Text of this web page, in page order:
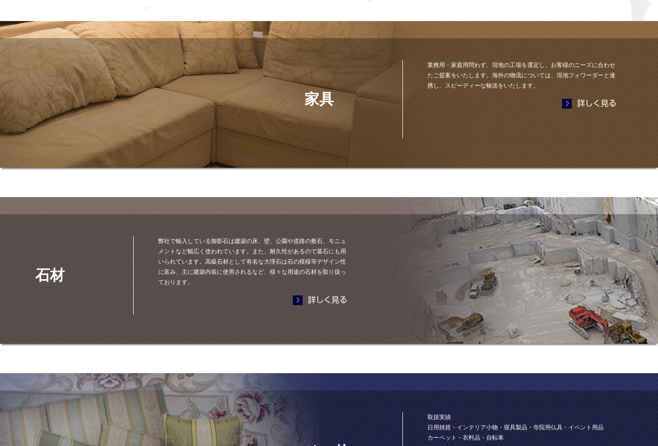
家具
業務用・家庭用問わず、現地の工場を選定し、お客様のニーズに合わせ
たご提案をいたします。海外の物流については、現地フォワーダーと連
携し、スピーディーな輸送をいたします。
石材
弊社で輸入している御影石は建築の床、壁、公園や道路の敷石、モニュ
メントなど幅広く使われています。また、耐久性があるので墓石にも用
いられています。高級石材として有名な大理石は石の模様等デザイン性
に富み、主に建築内装に使用されるなど、様々な用途の石材を取り扱っ
ております。
取扱実績
日用雑貨・インテリア小物・寝具製品・寺院用仏具・イベント用品
カーペット・衣料品・自転車